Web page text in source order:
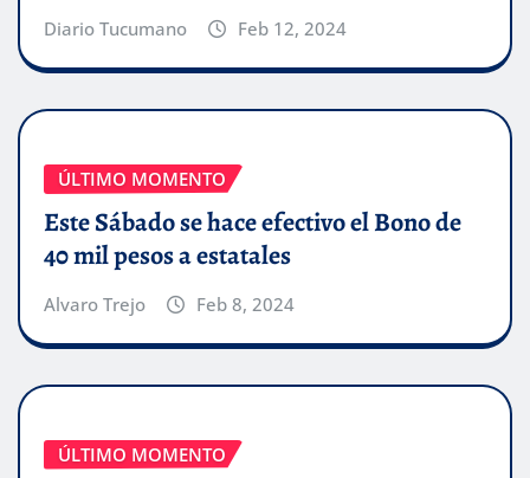
Diario Tucumano Feb 12, 2024
ÚLTIMO MOMENTO
Este Sábado se hace efectivo el Bono de
40 mil pesos a estatales
Alvaro Trejo Feb 8, 2024
ÚLTIMO MOMENTO